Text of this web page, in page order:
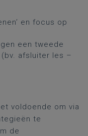
en focus op
een tweede
afsluiter les –
voldoende om via
te
de